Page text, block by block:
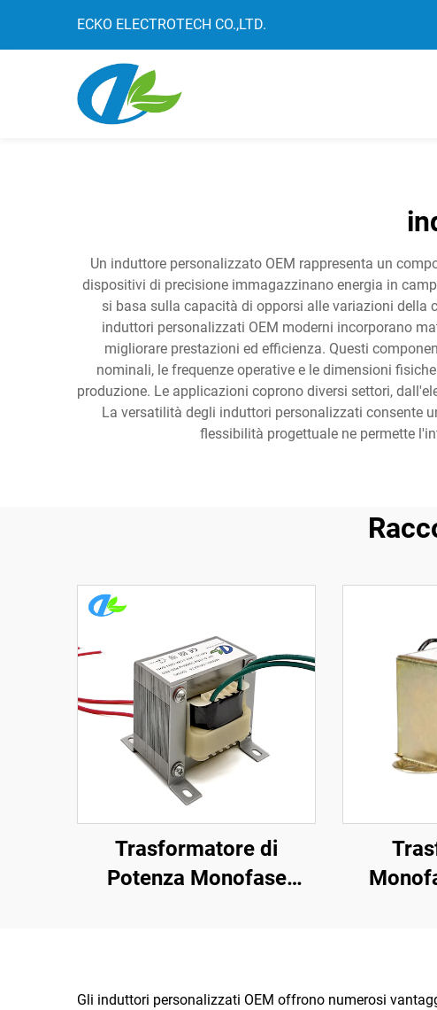
ECKO ELECTROTECH CO.,LTD.
Un induttore personalizzato OEM rappresenta un
dispositivi di precisione immagazzinano energia in
si basa sulla capacità di opporsi alle variazioni della
induttori personalizzati OEM moderni incorporano
migliorare prestazioni ed efficienza. Questi
nominali, le frequenze operative e le dimensioni
produzione. Le applicazioni coprono diversi settori,
La versatilità degli induttori personalizzati consente
flessibilità progettuale ne permette
Trasformatore di
Potenza Monofase
Gli induttori personalizzati OEM offrono numerosi